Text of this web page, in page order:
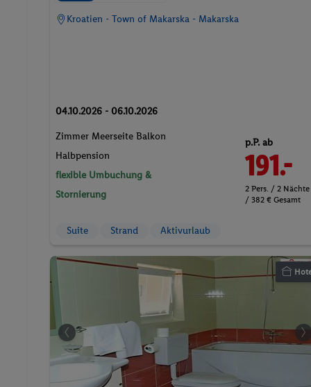
Kroatien - Town of Makarska - Makarska
04.10.2026 - 06.10.2026
Zimmer Meerseite Balkon
Halbpension
flexible Umbuchung &
Stornierung
p.P. ab
191.-
2 Pers. / 2 Nächte
/ 382 € Gesamt
Suite Strand Aktivurlaub